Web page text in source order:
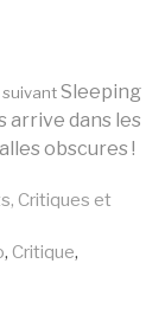
Sleeping
arrive dans les
obscures !
Critiques et
, Critique,